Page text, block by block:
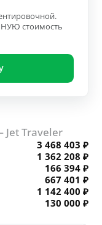
стоимость
Jet Traveler
3 468 403 ₽
1 362 208 ₽
166 394 ₽
667 401 ₽
1 142 400 ₽
130 000 ₽